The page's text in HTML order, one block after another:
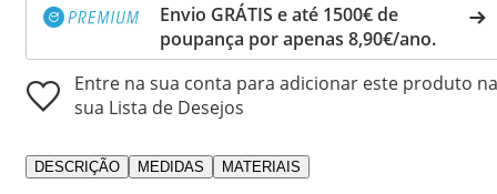
Envio GRÁTIS e até 1500€ de
poupança por apenas 8,90€/ano.
Entre na sua conta para adicionar este produto na
sua Lista de Desejos
DESCRIÇÃO MEDIDAS MATERIAIS